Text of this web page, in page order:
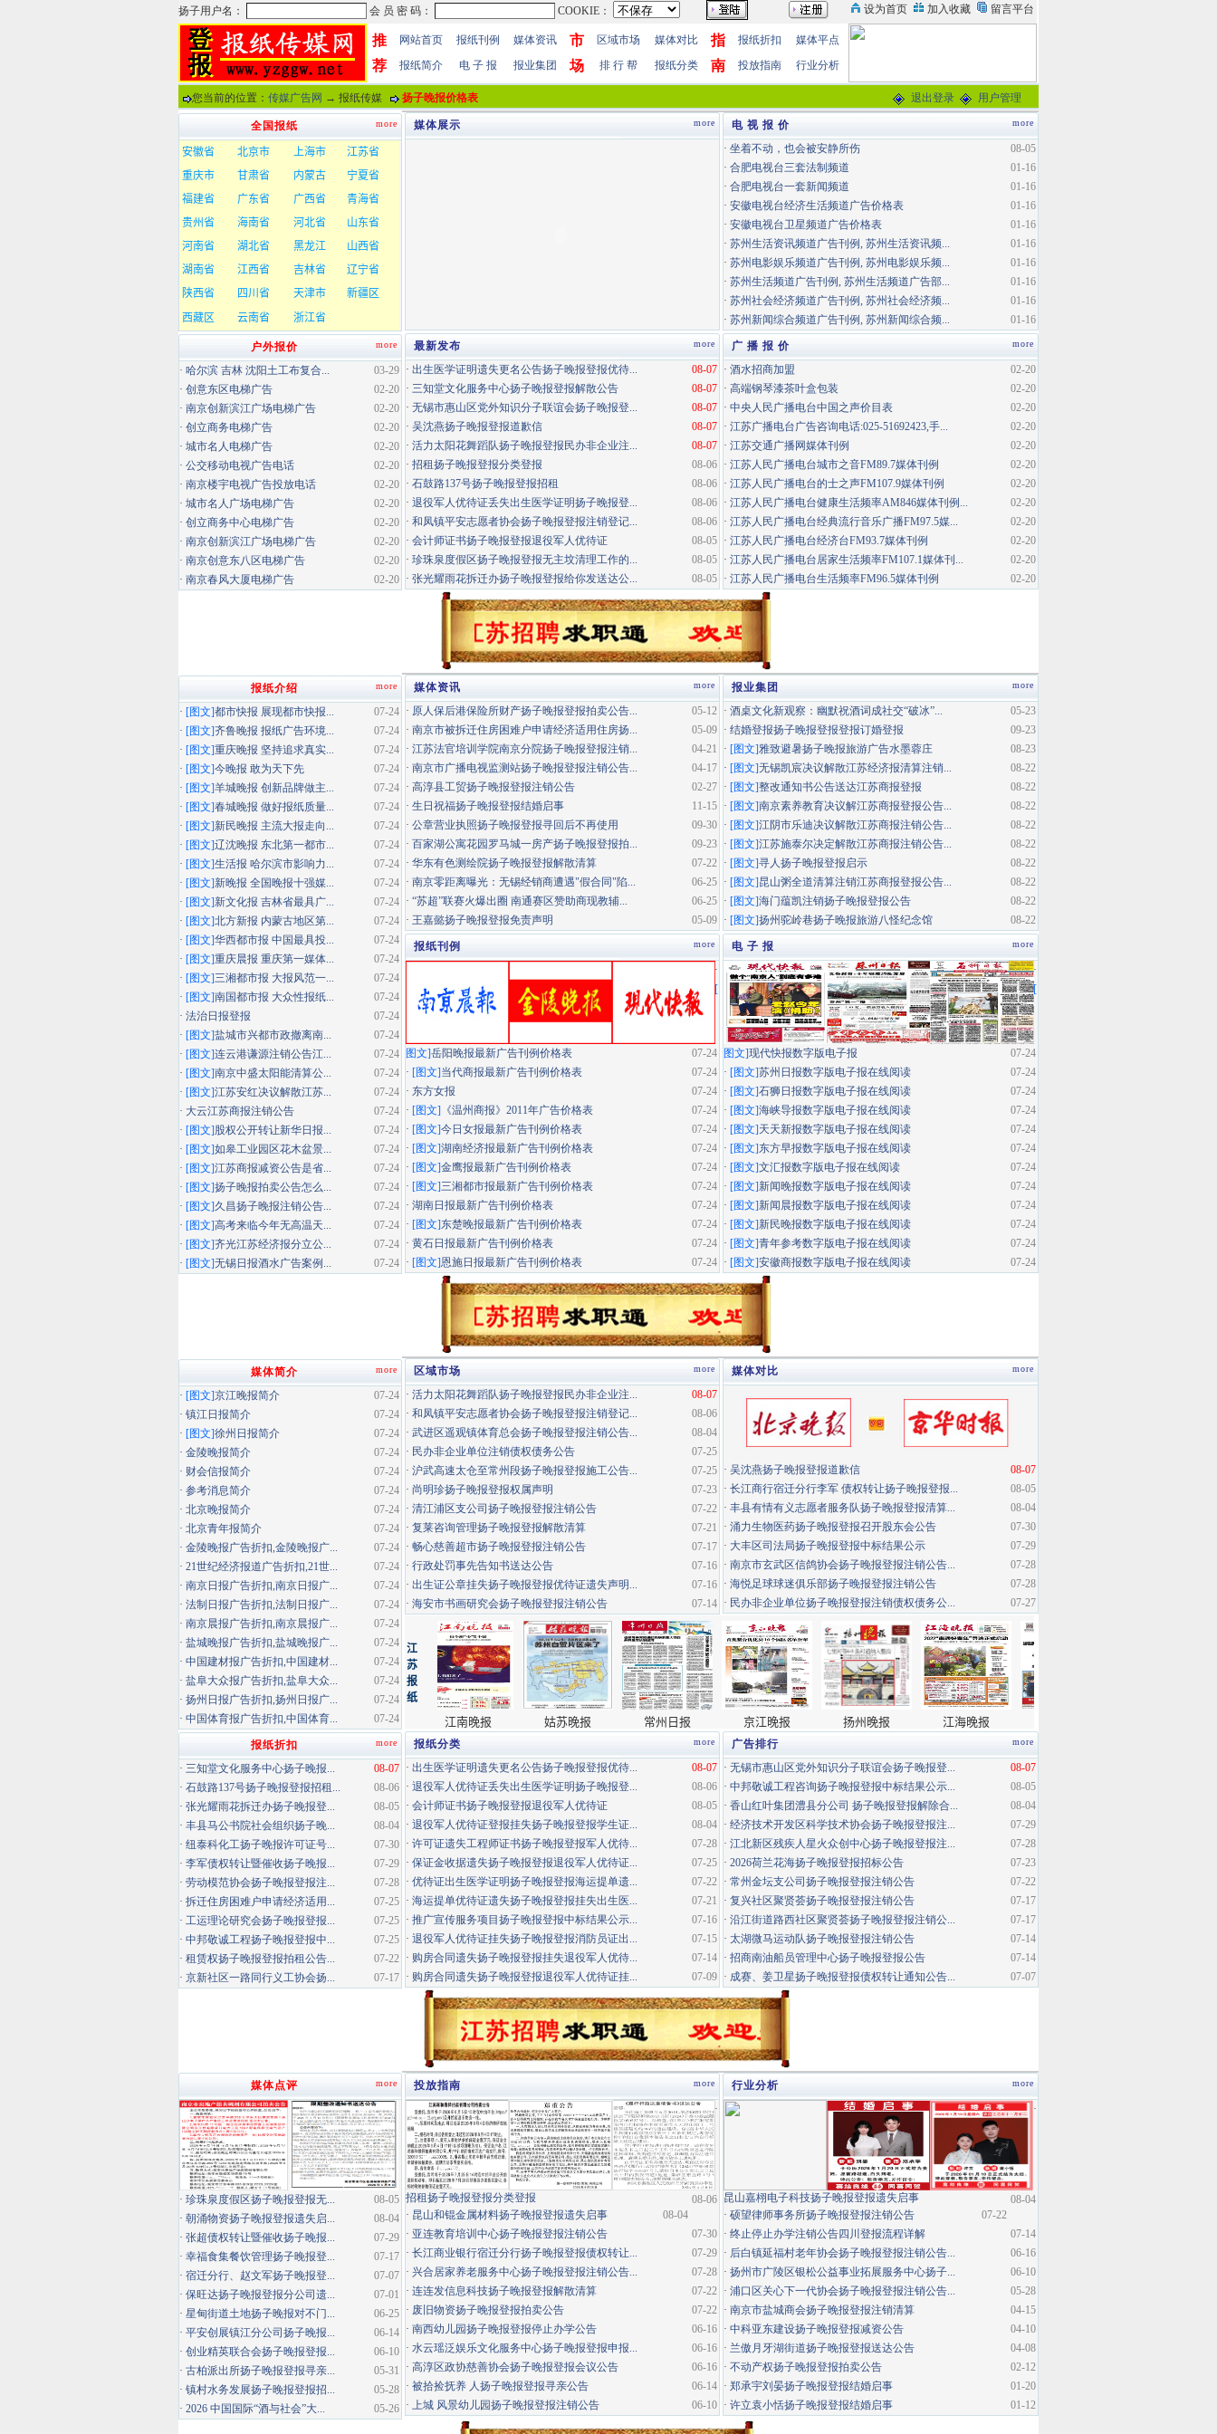
推
荐
网站首页 报纸刊例 媒体资讯
市
场
区域市场 媒体对比
指
南
报纸折扣
媒体平点
报纸简介
电 子 报 报业集团 排 行 帮 报纸分类 投放指南 行业分析
您当前的位置： 传媒广告网 → 报纸传媒 扬子晚报价格表 退出登录 用户管理
more
媒体展示 more
电 视 报 价
08-05
· 坐着不动，也会被安静所伤
01-16
· 合肥电视台三套法制频道
01-16
· 合肥电视台一套新闻频道
01-16
· 安徽电视台经济生活频道广告价格表
01-16
· 安徽电视台卫星频道广告价格表
01-16
· 苏州生活资讯频道广告刊例, 苏州生活资讯频...
01-16
· 苏州电影娱乐频道广告刊例, 苏州电影娱乐频...
01-16
· 苏州生活频道广告刊例, 苏州生活频道广告部...
01-16
· 苏州社会经济频道广告刊例, 苏州社会经济频...
01-16
· 苏州新闻综合频道广告刊例, 苏州新闻综合频...
more
最新发布 more
广 播 报 价
08-07
· 出生医学证明遗失更名公告扬子晚报登报优待...
08-07
· 三知堂文化服务中心扬子晚报登报解散公告
08-07
· 无锡市惠山区党外知识分子联谊会扬子晚报登...
08-07
· 吴沈燕扬子晚报登报道歉信
08-07
· 活力太阳花舞蹈队扬子晚报登报民办非企业注...
08-06
· 招租扬子晚报登报分类登报
08-06
· 石鼓路137号扬子晚报登报招租
08-06
· 退役军人优待证丢失出生医学证明扬子晚报登...
08-06
· 和凤镇平安志愿者协会扬子晚报登报注销登记...
08-05
· 会计师证书扬子晚报登报退役军人优待证
08-05
· 珍珠泉度假区扬子晚报登报无主坟清理工作的...
08-05
· 张光耀雨花拆迁办扬子晚报登报给你发送达公...
02-20
· 酒水招商加盟
02-20
· 高端钢琴漆茶叶盒包装
02-20
· 中央人民广播电台中国之声价目表
02-20
· 江苏广播电台广告咨询电话:025-51692423,手...
02-20
· 江苏交通广播网媒体刊例
02-20
· 江苏人民广播电台城市之音FM89.7媒体刊例
02-20
· 江苏人民广播电台的士之声FM107.9媒体刊例
02-20
· 江苏人民广播电台健康生活频率AM846媒体刊例...
02-20
· 江苏人民广播电台经典流行音乐广播FM97.5媒...
02-20
· 江苏人民广播电台经济台FM93.7媒体刊例
02-20
· 江苏人民广播电台居家生活频率FM107.1媒体刊...
02-20
· 江苏人民广播电台生活频率FM96.5媒体刊例
more
全国报纸
more
户外报价
03-29
· 哈尔滨 吉林 沈阳土工布复合...
02-20
· 创意东区电梯广告
02-20
· 南京创新滨江广场电梯广告
02-20
· 创立商务电梯广告
02-20
· 城市名人电梯广告
02-20
· 公交移动电视广告电话
02-20
· 南京楼宇电视广告投放电话
02-20
· 城市名人广场电梯广告
02-20
· 创立商务中心电梯广告
02-20
· 南京创新滨江广场电梯广告
02-20
· 南京创意东八区电梯广告
02-20
· 南京春风大厦电梯广告
more
媒体资讯 more
报业集团
05-12
· 原人保后港保险所财产扬子晚报登报拍卖公告...
05-09
· 南京市被拆迁住房困难户申请经济适用住房扬...
04-21
· 江苏法官培训学院南京分院扬子晚报登报注销...
04-17
· 南京市广播电视监测站扬子晚报登报注销公告...
02-27
· 高淳县工贸扬子晚报登报注销公告
11-15
· 生日祝福扬子晚报登报结婚启事
09-30
· 公章营业执照扬子晚报登报寻回后不再使用
09-23
· 百家湖公寓花园罗马城一房产扬子晚报登报拍...
07-22
· 华东有色测绘院扬子晚报登报解散清算
06-25
· 南京零距离曝光：无锡经销商遭遇"假合同"陷...
06-25
· “苏超”联赛火爆出圈 南通赛区赞助商现教辅...
05-09
· 王嘉懿扬子晚报登报免责声明
05-23
· 酒桌文化新观察：幽默祝酒词成社交“破冰”...
09-23
· 结婚登报扬子晚报登报登报订婚登报
08-23
· [图文]雅致避暑扬子晚报旅游广告水墨蓉庄
08-22
· [图文]无锡凯宸决议解散江苏经济报清算注销...
08-22
· [图文]整改通知书公告送达江苏商报登报
08-22
· [图文]南京素养教育决议解江苏商报登报公告...
08-22
· [图文]江阴市乐迪决议解散江苏商报注销公告...
08-22
· [图文]江苏施泰尔决定解散江苏商报注销公告...
08-22
· [图文]寻人扬子晚报登报启示
08-22
· [图文]昆山粥全道清算注销江苏商报登报公告...
08-22
· [图文]海门蕴凯注销扬子晚报登报公告
08-22
· [图文]扬州驼岭巷扬子晚报旅游八怪纪念馆
more
报纸刊例 more
电 子 报
07-24
·
[
图文]岳阳晚报最新广告刊例价格表
07-24
· [图文]当代商报最新广告刊例价格表
07-24
· 东方女报
07-24
· [图文] 《温州商报》2011年广告价格表
07-24
· [图文]今日女报最新广告刊例价格表
07-24
· [图文]湖南经济报最新广告刊例价格表
07-24
· [图文]金鹰报最新广告刊例价格表
07-24
· [图文]三湘都市报最新广告刊例价格表
07-24
· 湖南日报最新广告刊例价格表
07-24
· [图文]东楚晚报最新广告刊例价格表
07-24
· 黄石日报最新广告刊例价格表
07-24
· [图文]恩施日报最新广告刊例价格表
07-24
·
[
图文]现代快报数字版电子报
07-24
· [图文]苏州日报数字版电子报在线阅读
07-24
· [图文]石狮日报数字版电子报在线阅读
07-24
· [图文]海峡导报数字版电子报在线阅读
07-24
· [图文]天天新报数字版电子报在线阅读
07-24
· [图文]东方早报数字版电子报在线阅读
07-24
· [图文]文汇报数字版电子报在线阅读
07-24
· [图文]新闻晚报数字版电子报在线阅读
07-24
· [图文]新闻晨报数字版电子报在线阅读
07-24
· [图文]新民晚报数字版电子报在线阅读
07-24
· [图文]青年参考数字版电子报在线阅读
07-24
· [图文]安徽商报数字版电子报在线阅读
more
报纸介绍
07-24
· [图文]都市快报 展现都市快报...
07-24
· [图文]齐鲁晚报 报纸广告环境...
07-24
· [图文]重庆晚报 坚持追求真实...
07-24
· [图文]今晚报 敢为天下先
07-24
· [图文]羊城晚报 创新品牌做主...
07-24
· [图文]春城晚报 做好报纸质量...
07-24
· [图文]新民晚报 主流大报走向...
07-24
· [图文]辽沈晚报 东北第一都市...
07-24
· [图文]生活报 哈尔滨市影响力...
07-24
· [图文]新晚报 全国晚报十强媒...
07-24
· [图文]新文化报 吉林省最具广...
07-24
· [图文]北方新报 内蒙古地区第...
07-24
· [图文]华西都市报 中国最具投...
07-24
· [图文]重庆晨报 重庆第一媒体...
07-24
· [图文]三湘都市报 大报风范一...
07-24
· [图文]南国都市报 大众性报纸...
07-24
· 法治日报登报
07-24
· [图文]盐城市兴都市政撤离南...
07-24
· [图文]连云港谦源注销公告江...
07-24
· [图文]南京中盛太阳能清算公...
07-24
· [图文]江苏安红决议解散江苏...
07-24
· 大云江苏商报注销公告
07-24
· [图文]股权公开转让新华日报...
07-24
· [图文]如皋工业园区花木盆景...
07-24
· [图文]江苏商报减资公告是省...
07-24
· [图文]扬子晚报拍卖公告怎么...
07-24
· [图文]久昌扬子晚报注销公告...
07-24
· [图文]高考来临今年无高温天...
07-24
· [图文]齐光江苏经济报分立公...
07-24
· [图文]无锡日报酒水广告案例...
more
区域市场 more
媒体对比
08-07
· 活力太阳花舞蹈队扬子晚报登报民办非企业注...
08-06
· 和凤镇平安志愿者协会扬子晚报登报注销登记...
08-04
· 武进区遥观镇体育总会扬子晚报登报注销公告...
07-25
· 民办非企业单位注销债权债务公告
07-25
· 沪武高速太仓至常州段扬子晚报登报施工公告...
07-23
· 尚明珍扬子晚报登报权属声明
07-22
· 清江浦区支公司扬子晚报登报注销公告
07-21
· 复莱咨询管理扬子晚报登报解散清算
07-17
· 畅心慈善超市扬子晚报登报注销公告
07-16
· 行政处罚事先告知书送达公告
07-16
· 出生证公章挂失扬子晚报登报优待证遗失声明...
07-14
· 海安市书画研究会扬子晚报登报注销公告
08-07
· 吴沈燕扬子晚报登报道歉信
08-05
· 长江商行宿迁分行李军 债权转让扬子晚报登报...
08-04
· 丰县有情有义志愿者服务队扬子晚报登报清算...
07-30
· 涌力生物医药扬子晚报登报召开股东会公告
07-29
· 大丰区司法局扬子晚报登报中标结果公示
07-28
· 南京市玄武区信鸽协会扬子晚报登报注销公告...
07-28
· 海悦足球球迷俱乐部扬子晚报登报注销公告
07-27
· 民办非企业单位扬子晚报登报注销债权债务公...
more
报纸分类 more
广告排行
08-07
· 出生医学证明遗失更名公告扬子晚报登报优待...
08-06
· 退役军人优待证丢失出生医学证明扬子晚报登...
08-05
· 会计师证书扬子晚报登报退役军人优待证
08-04
· 退役军人优待证登报挂失扬子晚报登报学生证...
07-28
· 许可证遗失工程师证书扬子晚报登报军人优待...
07-25
· 保证金收据遗失扬子晚报登报退役军人优待证...
07-22
· 优待证出生医学证明扬子晚报登报海运提单遗...
07-21
· 海运提单优待证遗失扬子晚报登报挂失出生医...
07-16
· 推广宣传服务项目扬子晚报登报中标结果公示...
07-15
· 退役军人优待证挂失扬子晚报登报消防员证出...
07-14
· 购房合同遗失扬子晚报登报挂失退役军人优待...
07-09
· 购房合同遗失扬子晚报登报退役军人优待证挂...
08-07
· 无锡市惠山区党外知识分子联谊会扬子晚报登...
08-05
· 中邦敬诚工程咨询扬子晚报登报中标结果公示...
08-04
· 香山红叶集团澧县分公司 扬子晚报登报解除合...
07-29
· 经济技术开发区科学技术协会扬子晚报登报注...
07-28
· 江北新区残疾人星火众创中心扬子晚报登报注...
07-23
· 2026荷兰花海扬子晚报登报招标公告
07-22
· 常州金坛支公司扬子晚报登报注销公告
07-17
· 复兴社区聚贤荟扬子晚报登报注销公告
07-17
· 沿江街道路西社区聚贤荟扬子晚报登报注销公...
07-14
· 太湖微马运动队扬子晚报登报注销公告
07-14
· 招商南油船员管理中心扬子晚报登报公告
07-07
· 成赛、姜卫星扬子晚报登报债权转让通知公告...
more
媒体简介
07-24
· [图文]京江晚报简介
07-24
· 镇江日报简介
07-24
· [图文]徐州日报简介
07-24
· 金陵晚报简介
07-24
· 财会信报简介
07-24
· 参考消息简介
07-24
· 北京晚报简介
07-24
· 北京青年报简介
07-24
· 金陵晚报广告折扣,金陵晚报广...
07-24
· 21世纪经济报道广告折扣,21世...
07-24
· 南京日报广告折扣,南京日报广...
07-24
· 法制日报广告折扣,法制日报广...
07-24
· 南京晨报广告折扣,南京晨报广...
07-24
· 盐城晚报广告折扣,盐城晚报广...
07-24
· 中国建材报广告折扣,中国建材...
07-24
· 盐阜大众报广告折扣,盐阜大众...
07-24
· 扬州日报广告折扣,扬州日报广...
07-24
· 中国体育报广告折扣,中国体育...
more
报纸折扣
08-07
· 三知堂文化服务中心扬子晚报...
08-06
· 石鼓路137号扬子晚报登报招租...
08-05
· 张光耀雨花拆迁办扬子晚报登...
08-04
· 丰县马公书院社会组织扬子晚...
07-30
· 纽泰科化工扬子晚报许可证号...
07-29
· 李军债权转让暨催收扬子晚报...
07-28
· 劳动模范协会扬子晚报登报注...
07-25
· 拆迁住房困难户申请经济适用...
07-25
· 工运理论研究会扬子晚报登报...
07-25
· 中邦敬诚工程扬子晚报登报中...
07-22
· 租赁权扬子晚报登报拍租公告...
07-17
· 京新社区一路同行义工协会扬...
more
投放指南 more
行业分析
08-06
·
招租扬子晚报登报分类登报
08-04
· 昆山和锟金属材料扬子晚报登报遗失启事
07-30
· 亚连教育培训中心扬子晚报登报注销公告
07-29
· 长江商业银行宿迁分行扬子晚报登报债权转让...
07-28
· 兴合居家养老服务中心扬子晚报登报注销公告...
07-22
· 连连发信息科技扬子晚报登报解散清算
07-22
· 废旧物资扬子晚报登报拍卖公告
06-16
· 南西幼儿园扬子晚报登报停止办学公告
06-16
· 水云瑶泛娱乐文化服务中心扬子晚报登报申报...
06-16
· 高淳区政协慈善协会扬子晚报登报会议公告
06-14
· 被拾捡抚养 人扬子晚报登报寻亲公告
06-10
· 上城 风景幼儿园扬子晚报登报注销公告
08-04
·
昆山嘉栩电子科技扬子晚报登报遗失启事
07-22
· 硕望律师事务所扬子晚报登报注销公告
07-14
· 终止停止办学注销公告四川登报流程详解
06-16
· 后白镇延福村老年协会扬子晚报登报注销公告...
06-10
· 扬州市广陵区银松公益事业拓展服务中心扬子...
05-28
· 浦口区关心下一代协会扬子晚报登报注销公告...
04-15
· 南京市盐城商会扬子晚报登报注销清算
04-10
· 中科亚东建设扬子晚报登报减资公告
04-08
· 兰傲月牙湖街道扬子晚报登报送达公告
02-12
· 不动产权扬子晚报登报拍卖公告
01-20
· 郑承宇刘晏扬子晚报登报结婚启事
01-12
· 许立袁小恬扬子晚报登报结婚启事
more
媒体点评
08-05
· 珍珠泉度假区扬子晚报登报无...
08-04
· 朝涌物资扬子晚报登报遗失启...
07-29
· 张超债权转让暨催收扬子晚报...
07-17
· 幸福食集餐饮管理扬子晚报登...
07-07
· 宿迁分行、赵文军扬子晚报登...
07-01
· 保旺达扬子晚报登报分公司遗...
06-25
· 星甸街道土地扬子晚报对不门...
06-14
· 平安创展镇江分公司扬子晚报...
06-10
· 创业精英联合会扬子晚报登报...
05-31
· 古柏派出所扬子晚报登报寻亲...
05-28
· 镇村水务发展扬子晚报登报招...
05-26
· 2026 中国国际“酒与社会”大...